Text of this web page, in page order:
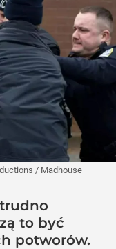
/ Madhouse
to być
potworów.